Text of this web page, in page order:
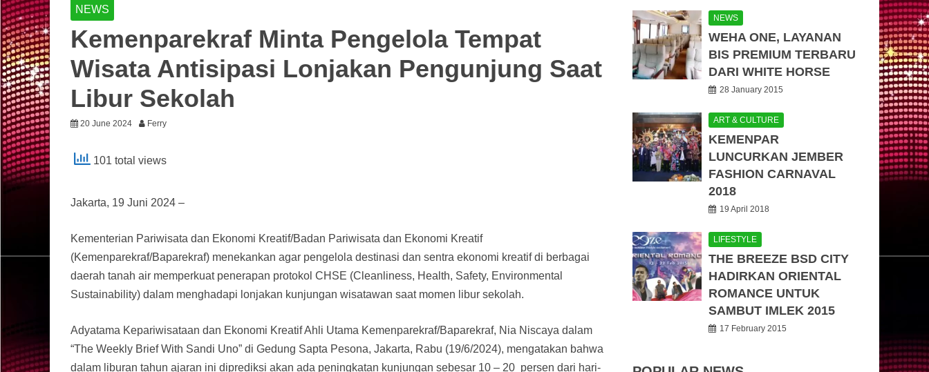
NEWS
Kemenparekraf Minta Pengelola Tempat
Wisata Antisipasi Lonjakan Pengunjung Saat
Libur Sekolah
20 June 2024 Ferry
101 total views
Jakarta, 19 Juni 2024 –
Kementerian Pariwisata dan Ekonomi Kreatif/Badan Pariwisata dan Ekonomi Kreatif
(Kemenparekraf/Baparekraf) menekankan agar pengelola destinasi dan sentra ekonomi kreatif di berbagai
daerah tanah air memperkuat penerapan protokol CHSE (Cleanliness, Health, Safety, Environmental
Sustainability) dalam menghadapi lonjakan kunjungan wisatawan saat momen libur sekolah.
Adyatama Kepariwisataan dan Ekonomi Kreatif Ahli Utama Kemenparekraf/Baparekraf, Nia Niscaya dalam
“The Weekly Brief With Sandi Uno” di Gedung Sapta Pesona, Jakarta, Rabu (19/6/2024), mengatakan bahwa
dalam liburan tahun ajaran ini diprediksi akan ada peningkatan kunjungan sebesar 10 – 20 persen dari hari-
NEWS
WEHA ONE, LAYANAN
BIS PREMIUM TERBARU
DARI WHITE HORSE
28 January 2015
ART & CULTURE
KEMENPAR
LUNCURKAN JEMBER
FASHION CARNAVAL
2018
19 April 2018
LIFESTYLE
THE BREEZE BSD CITY
HADIRKAN ORIENTAL
ROMANCE UNTUK
SAMBUT IMLEK 2015
17 February 2015